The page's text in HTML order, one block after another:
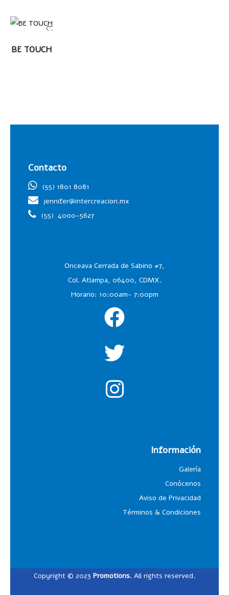
LEER MÁS
BE TOUCH
Contacto
(55) 1801 8081
jennifer@intercreacion.mx
(55) 4000-5627
Onceava Cerrada de Sabino #7,
Col. Atlampa, 06400, CDMX.
Horario: 10:00am- 7:00pm
Información
Galería
Conócenos
Aviso de Privacidad
Términos & Condiciones
Copyright © 2023 Promotions. All rights reserved.